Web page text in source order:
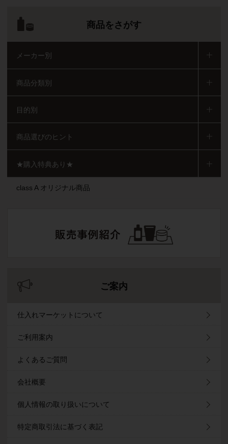
商品をさがす
メーカー別
商品分類別
目的別
商品選びのヒント
★購入特典あり★
class A オリジナル商品
ご案内
仕入れマーケットについて
ご利用案内
よくあるご質問
会社概要
個人情報の取り扱いについて
特定商取引法に基づく表記